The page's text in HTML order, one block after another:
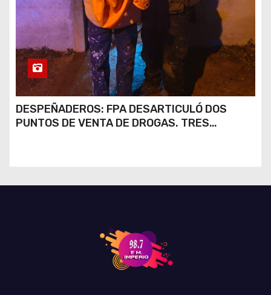
DESPEÑADEROS: FPA DESARTICULÓ DOS
PUNTOS DE VENTA DE DROGAS. TRES